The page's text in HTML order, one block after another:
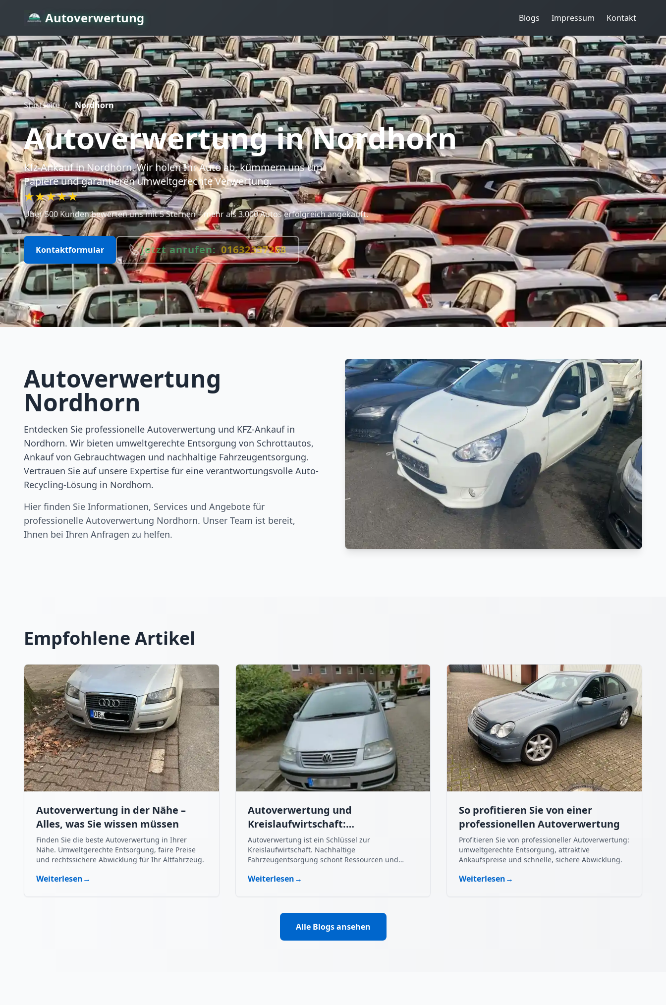
Autoverwertung Blogs Impressum Kontakt
Startseite / Nordhorn
Autoverwertungin Nordhorn
Kfz-Ankaufin Nordhorn. Wir holen Ihr Auto ab, kümmern uns um
Papiere und garantieren umweltgerechte Verwertung.
★★★★★
Über 500 Kunden bewerten uns mit 5 Sternen – mehr als 3.000 Autos erfolgreich angekauft.
Kontaktformular Jetzt anrufen: 01632337268
Autoverwertung
Nordhorn
Entdecken Sie professionelle Autoverwertung und KFZ-Ankauf in
Nordhorn. Wir bieten umweltgerechte Entsorgung von Schrottautos,
Ankauf von Gebrauchtwagen und nachhaltige Fahrzeugentsorgung.
Vertrauen Sie auf unsere Expertise für eine verantwortungsvolle Auto-
Recycling-Lösung in Nordhorn.
Hier finden Sie Informationen, Services und Angebote für
professionelle Autoverwertung Nordhorn. Unser Team ist bereit,
Ihnen bei Ihren Anfragen zu helfen.
Empfohlene Artikel
Autoverwertung in der Nähe –
Alles, was Sie wissen müssen
Finden Sie die beste Autoverwertung in Ihrer
Nähe. Umweltgerechte Entsorgung, faire Preise
und rechtssichere Abwicklung für Ihr Altfahrzeug.
Weiterlesen→
Autoverwertung und
Kreislaufwirtschaft:
Nachhaltigkeit im Fokus
Autoverwertung ist ein Schlüssel zur
Kreislaufwirtschaft. Nachhaltige
Fahrzeugentsorgung schont Ressourcen und
Weiterlesen→
So profitieren Sie von einer
professionellen Autoverwertung
Profitieren Sie von professioneller Autoverwertung:
umweltgerechte Entsorgung, attraktive
Ankaufspreise und schnelle, sichere Abwicklung.
Weiterlesen→
Alle Blogs ansehen